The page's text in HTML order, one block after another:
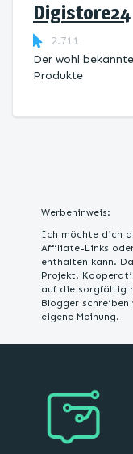
Digistore24
2.711
Der wohl
Produkte
Werbehinweis:
Ich möchte dich
Affiliate-Links
enthalten kann.
Projekt.
auf die sorgfältig
Blogger schreiben
eigene Meinung.